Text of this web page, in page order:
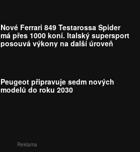
Nové Ferrari 849 Testarossa Spider
má přes 1000 koní. Italský supersport
posouvá výkony na další úroveň
Peugeot připravuje sedm nových
modelů do roku 2030
Reklama